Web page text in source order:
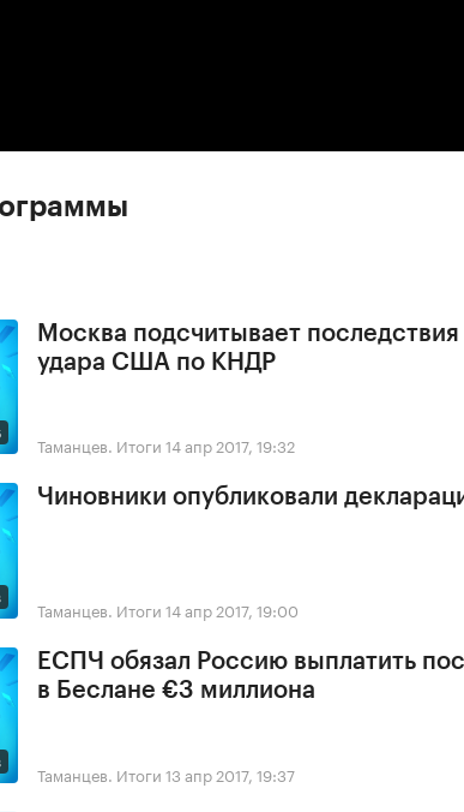
Москва подсчитывает
удара США по КНДР
Таманцев. Итоги 14 апр 2017, 19:32
Чиновники опубликовали
Таманцев. Итоги 14 апр 2017, 19:00
ЕСПЧ обязал Россию выплатить
в Беслане €3 миллиона
Таманцев. Итоги 13 апр 2017, 19:37